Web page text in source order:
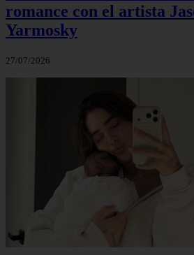
romance con el artista
Yarmosky
27/07/2026